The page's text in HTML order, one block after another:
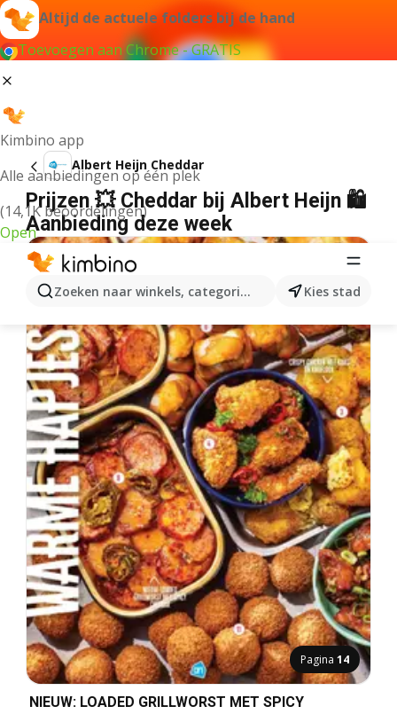
Altijd de actuele folders bij de hand
Toevoegen aan Chrome - GRATIS
Kimbino app
Alle aanbiedingen op één plek
(14,1K beoordelingen)
Open
Zoeken naar winkels, categorieën, producten...
Kies stad
Albert Heijn Cheddar
Prijzen 💥 Cheddar bij Albert Heijn 🛍️
Aanbieding deze week
Pagina 14
NIEUW: LOADED GRILLWORST MET SPICY